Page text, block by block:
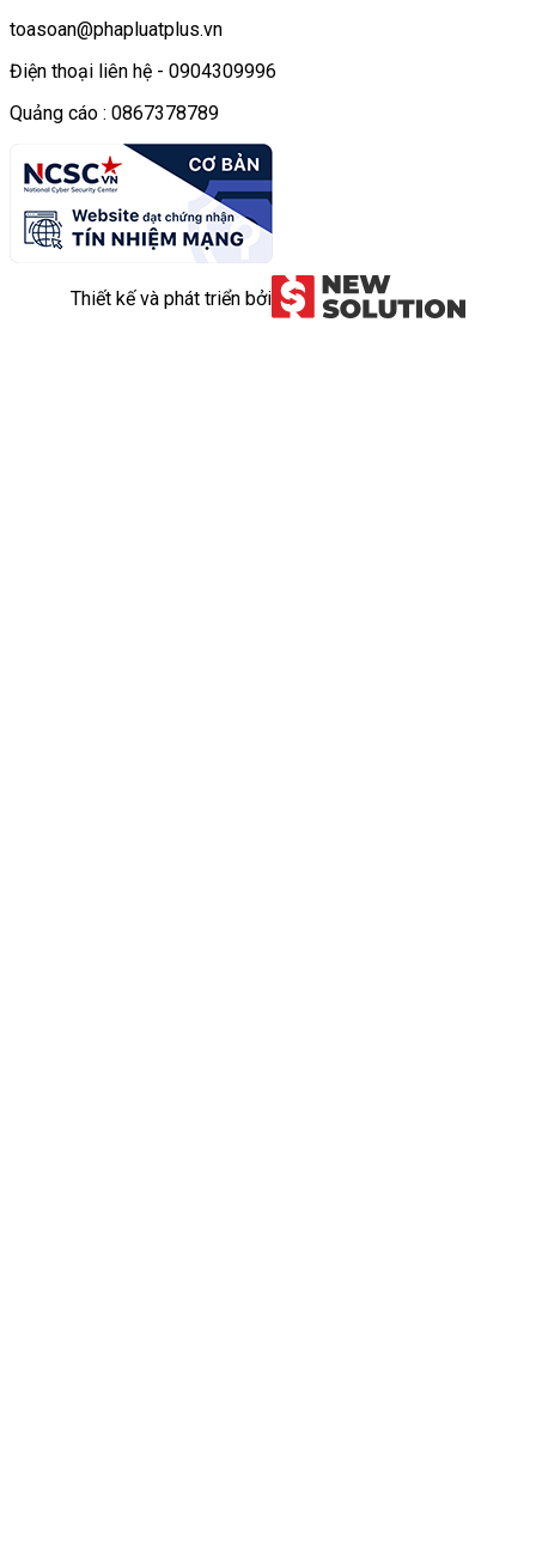
toasoan@phapluatplus.vn
Điện thoại liên hệ - 0904309996
Quảng cáo : 0867378789
Thiết kế và phát triển bởi